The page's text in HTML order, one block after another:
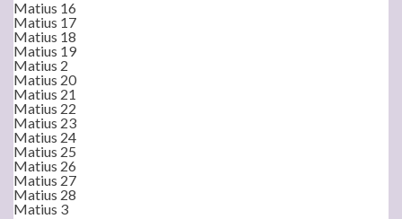
Matius 16
Matius 17
Matius 18
Matius 19
Matius 2
Matius 20
Matius 21
Matius 22
Matius 23
Matius 24
Matius 25
Matius 26
Matius 27
Matius 28
Matius 3